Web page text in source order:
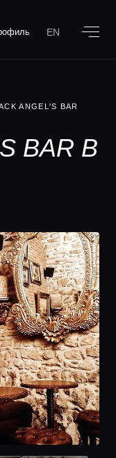
EN
ANGEL'S BAR
BAR В